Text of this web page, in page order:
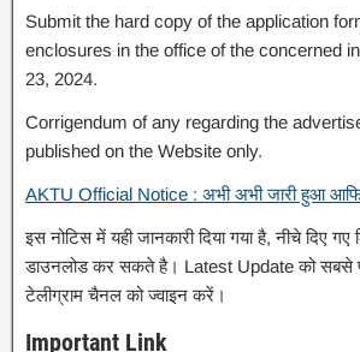
Submit the hard copy of the application
enclosures in the office of the concerned
23, 2024.
Corrigendum of any regarding the
published on the Website only.
AKTU Official Notice : अभी अभी जारी हुआ
इस नोटिस में यही जानकारी दिया गया है, नीचे दिए
डाउनलोड कर सकते है। Latest Update को सबसे
टेलीग्राम चैनल को ज्वाइन करें।
Important Link